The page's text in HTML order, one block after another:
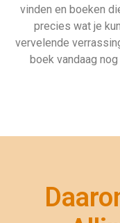
vinden en boeken
precies wat je
vervelende
boek vandaag